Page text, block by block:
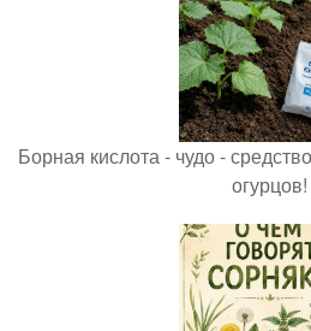
Борная кислота - чудо -
огурцов!